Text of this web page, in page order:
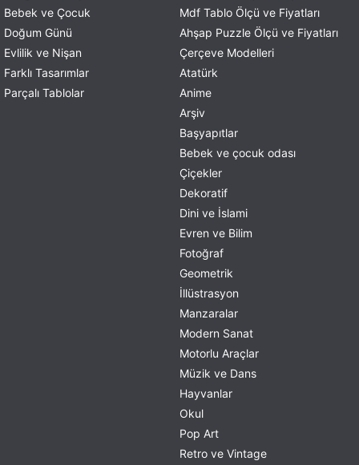
Bebek ve Çocuk
Doğum Günü
Evlilik ve Nişan
Farklı Tasarımlar
Parçalı Tablolar
Mdf Tablo Ölçü ve Fiyatları
Ahşap Puzzle Ölçü ve Fiyatları
Çerçeve Modelleri
Atatürk
Anime
Arşiv
Başyapıtlar
Bebek ve çocuk odası
Çiçekler
Dekoratif
Dini ve İslami
Evren ve Bilim
Fotoğraf
Geometrik
İllüstrasyon
Manzaralar
Modern Sanat
Motorlu Araçlar
Müzik ve Dans
Hayvanlar
Okul
Pop Art
Retro ve Vintage